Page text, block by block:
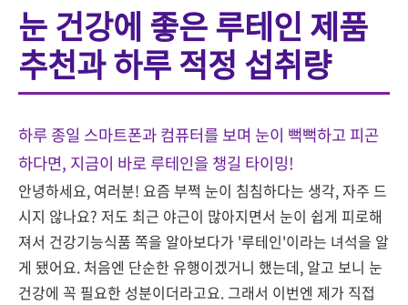
눈 건강에 좋은 루테인 제품
추천과 하루 적정 섭취량
하루 종일 스마트폰과 컴퓨터를 보며 눈이 뻑뻑하고 피곤
하다면, 지금이 바로 루테인을 챙길 타이밍!
안녕하세요, 여러분! 요즘 부쩍 눈이 침침하다는 생각, 자주 드
시지 않나요? 저도 최근 야근이 많아지면서 눈이 쉽게 피로해
져서 건강기능식품 쪽을 알아보다가 '루테인'이라는 녀석을 알
게 됐어요. 처음엔 단순한 유행이겠거니 했는데, 알고 보니 눈
건강에 꼭 필요한 성분이더라고요. 그래서 이번엔 제가 직접